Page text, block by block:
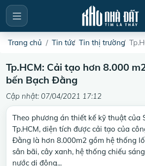
Trang chủ Tin tức Tin thị trường
Tp.HCM: Cải tạo hơn 8.000
bến Bạch Đằng
Cập nhật: 07/04/2021 17:12
Theo phương án thiết kế kỹ thuật của
Tp.HCM, diện tích được cải tạo của
Đằng là hơn 8.000m2 gồm hệ thống
sân bãi, cây xanh, hệ thống chiếu
nước di động...